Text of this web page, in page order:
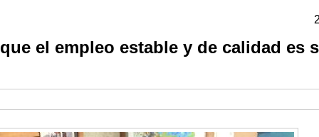
el empleo estable y de calidad es